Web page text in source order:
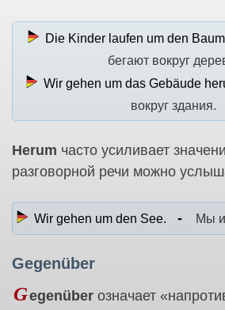
Die Kinder laufen um den
бегают вокруг
Wir gehen um das Gebäude
вокруг здания.
Herum часто усиливает
разговорной речи можно
Wir gehen um den See. Мы
Gegenüber
Gegenüber означает